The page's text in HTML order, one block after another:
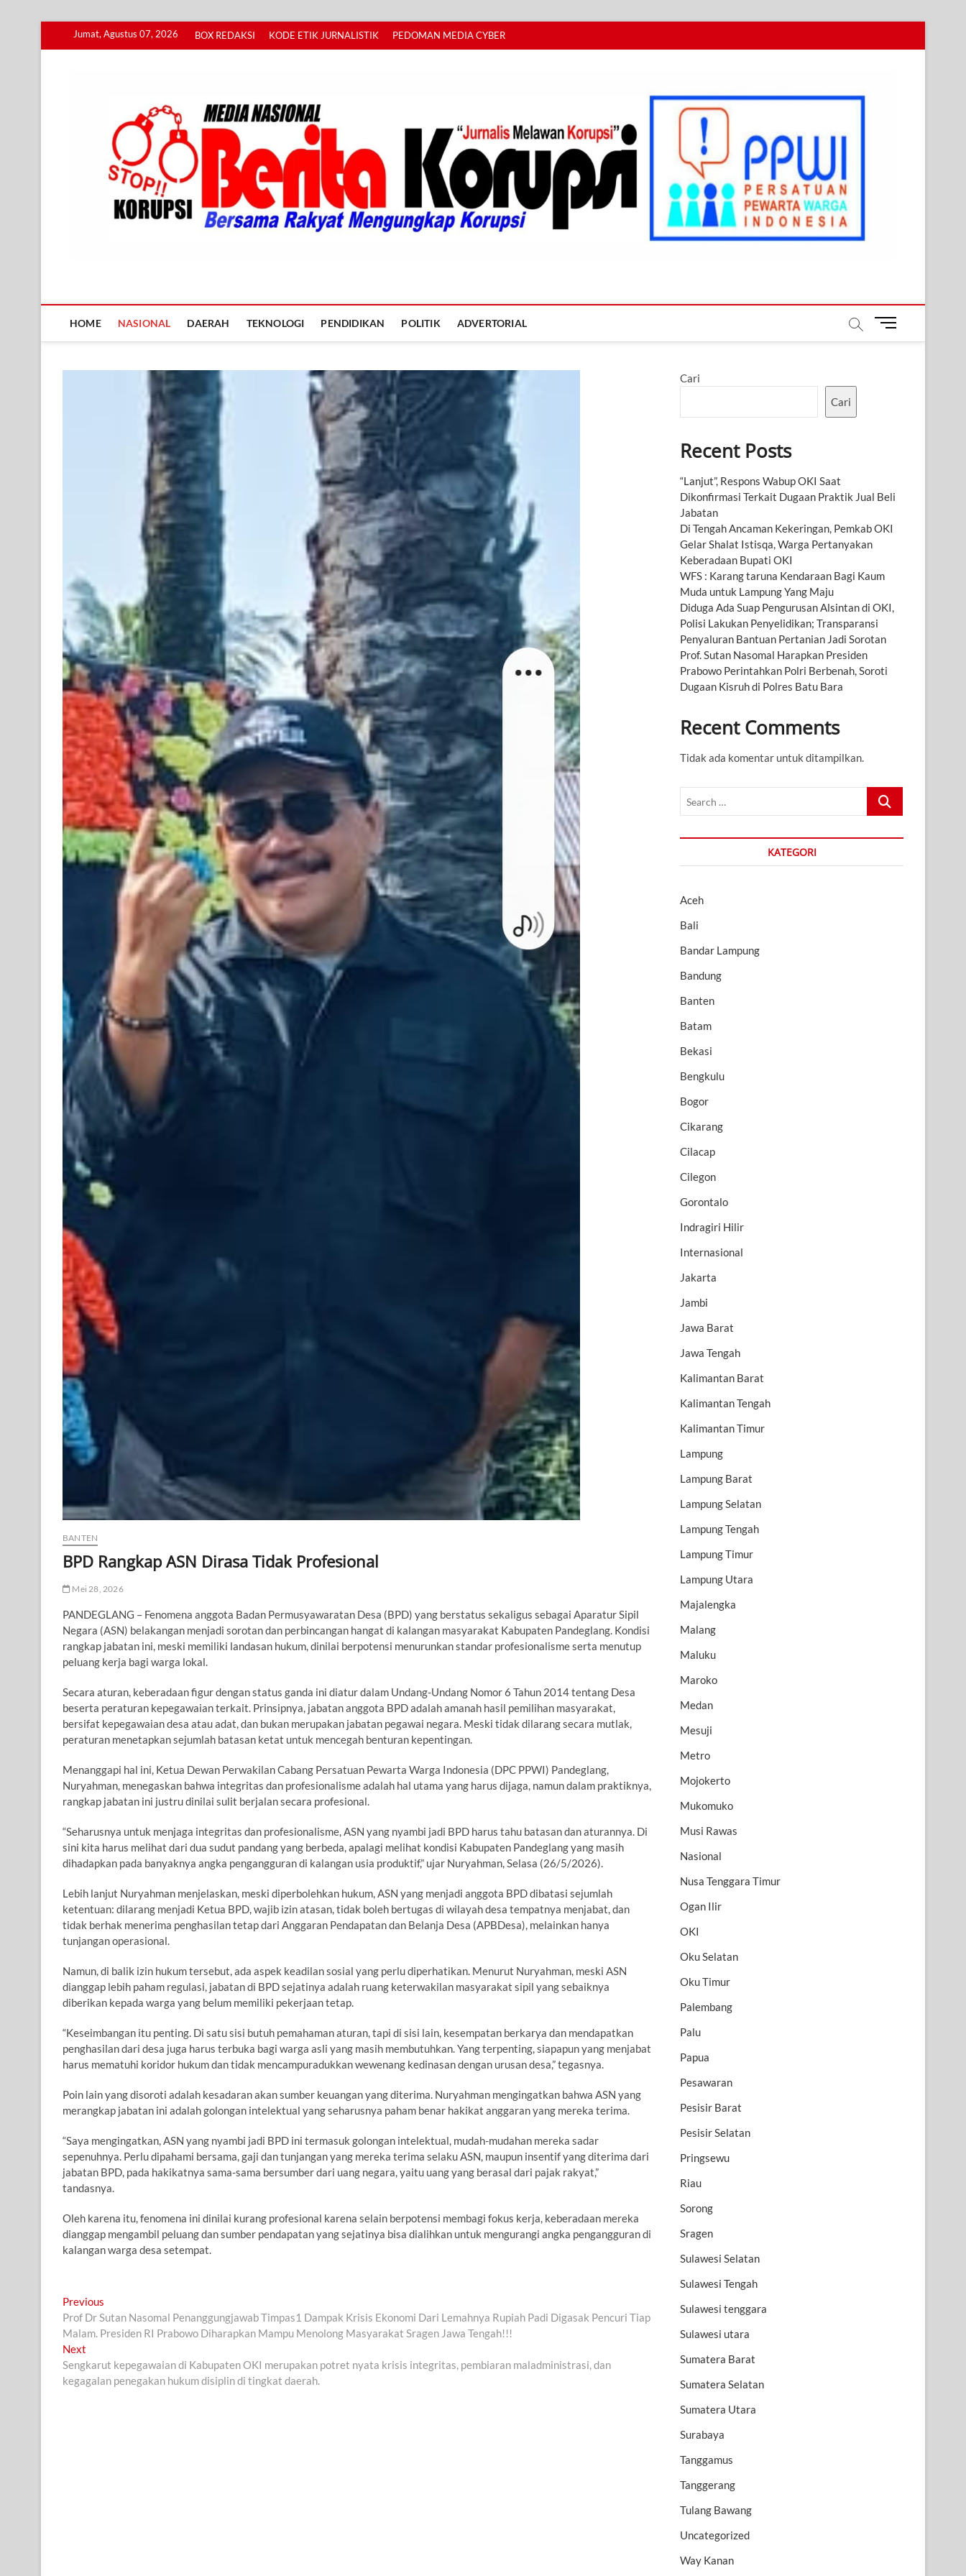
Jumat, Agustus 07, 2026 BOX REDAKSI KODE ETIK JURNALISTIK PEDOMAN MEDIA CYBER
HOME NASIONAL DAERAH TEKNOLOGI PENDIDIKAN POLITIK ADVERTORIAL
M
BANTEN
BPD Rangkap ASN Dirasa Tidak Profesional
Mei 28, 2026
PANDEGLANG – Fenomena anggota Badan Permusyawaratan Desa (BPD) yang berstatus sekaligus sebagai Aparatur Sipil
Negara (ASN) belakangan menjadi sorotan dan perbincangan hangat di kalangan masyarakat Kabupaten Pandeglang. Kondisi
rangkap jabatan ini, meski memiliki landasan hukum, dinilai berpotensi menurunkan standar profesionalisme serta menutup
peluang kerja bagi warga lokal.
Secara aturan, keberadaan figur dengan status ganda ini diatur dalam Undang-Undang Nomor 6 Tahun 2014 tentang Desa
beserta peraturan kepegawaian terkait. Prinsipnya, jabatan anggota BPD adalah amanah hasil pemilihan masyarakat,
bersifat kepegawaian desa atau adat, dan bukan merupakan jabatan pegawai negara. Meski tidak dilarang secara mutlak,
peraturan menetapkan sejumlah batasan ketat untuk mencegah benturan kepentingan.
Menanggapi hal ini, Ketua Dewan Perwakilan Cabang Persatuan Pewarta Warga Indonesia (DPC PPWI) Pandeglang,
Nuryahman, menegaskan bahwa integritas dan profesionalisme adalah hal utama yang harus dijaga, namun dalam praktiknya,
rangkap jabatan ini justru dinilai sulit berjalan secara profesional.
“Seharusnya untuk menjaga integritas dan profesionalisme, ASN yang nyambi jadi BPD harus tahu batasan dan aturannya. Di
sini kita harus melihat dari dua sudut pandang yang berbeda, apalagi melihat kondisi Kabupaten Pandeglang yang masih
dihadapkan pada banyaknya angka pengangguran di kalangan usia produktif,” ujar Nuryahman, Selasa (26/5/2026).
Lebih lanjut Nuryahman menjelaskan, meski diperbolehkan hukum, ASN yang menjadi anggota BPD dibatasi sejumlah
ketentuan: dilarang menjadi Ketua BPD, wajib izin atasan, tidak boleh bertugas di wilayah desa tempatnya menjabat, dan
tidak berhak menerima penghasilan tetap dari Anggaran Pendapatan dan Belanja Desa (APBDesa), melainkan hanya
tunjangan operasional.
Namun, di balik izin hukum tersebut, ada aspek keadilan sosial yang perlu diperhatikan. Menurut Nuryahman, meski ASN
dianggap lebih paham regulasi, jabatan di BPD sejatinya adalah ruang keterwakilan masyarakat sipil yang sebaiknya
diberikan kepada warga yang belum memiliki pekerjaan tetap.
“Keseimbangan itu penting. Di satu sisi butuh pemahaman aturan, tapi di sisi lain, kesempatan berkarya dan mendapatkan
penghasilan dari desa juga harus terbuka bagi warga asli yang masih membutuhkan. Yang terpenting, siapapun yang menjabat
harus mematuhi koridor hukum dan tidak mencampuradukkan wewenang kedinasan dengan urusan desa,” tegasnya.
Poin lain yang disoroti adalah kesadaran akan sumber keuangan yang diterima. Nuryahman mengingatkan bahwa ASN yang
merangkap jabatan ini adalah golongan intelektual yang seharusnya paham benar hakikat anggaran yang mereka terima.
“Saya mengingatkan, ASN yang nyambi jadi BPD ini termasuk golongan intelektual, mudah-mudahan mereka sadar
sepenuhnya. Perlu dipahami bersama, gaji dan tunjangan yang mereka terima selaku ASN, maupun insentif yang diterima dari
jabatan BPD, pada hakikatnya sama-sama bersumber dari uang negara, yaitu uang yang berasal dari pajak rakyat,”
tandasnya.
Oleh karena itu, fenomena ini dinilai kurang profesional karena selain berpotensi membagi fokus kerja, keberadaan mereka
dianggap mengambil peluang dan sumber pendapatan yang sejatinya bisa dialihkan untuk mengurangi angka pengangguran di
kalangan warga desa setempat.
Navigasi
pos
Previous
post:
Prof Dr Sutan Nasomal Penanggungjawab Timpas1 Dampak Krisis Ekonomi Dari Lemahnya Rupiah Padi Digasak Pencuri Tiap
Malam. Presiden RI Prabowo Diharapkan Mampu Menolong Masyarakat Sragen Jawa Tengah!!!
Next
post:
Sengkarut kepegawaian di Kabupaten OKI merupakan potret nyata krisis integritas, pembiaran maladministrasi, dan
kegagalan penegakan hukum disiplin di tingkat daerah.
Cari
Cari
Recent Posts
“Lanjut”, Respons Wabup OKI Saat
Dikonfirmasi Terkait Dugaan Praktik Jual Beli
Jabatan
Di Tengah Ancaman Kekeringan, Pemkab OKI
Gelar Shalat Istisqa, Warga Pertanyakan
Keberadaan Bupati OKI
WFS : Karang taruna Kendaraan Bagi Kaum
Muda untuk Lampung Yang Maju
Diduga Ada Suap Pengurusan Alsintan di OKI,
Polisi Lakukan Penyelidikan; Transparansi
Penyaluran Bantuan Pertanian Jadi Sorotan
Prof. Sutan Nasomal Harapkan Presiden
Prabowo Perintahkan Polri Berbenah, Soroti
Dugaan Kisruh di Polres Batu Bara
Recent Comments
Tidak ada komentar untuk ditampilkan.
Search
KATEGORI
Aceh
Bali
Bandar Lampung
Bandung
Banten
Batam
Bekasi
Bengkulu
Bogor
Cikarang
Cilacap
Cilegon
Gorontalo
Indragiri Hilir
Internasional
Jakarta
Jambi
Jawa Barat
Jawa Tengah
Kalimantan Barat
Kalimantan Tengah
Kalimantan Timur
Lampung
Lampung Barat
Lampung Selatan
Lampung Tengah
Lampung Timur
Lampung Utara
Majalengka
Malang
Maluku
Maroko
Medan
Mesuji
Metro
Mojokerto
Mukomuko
Musi Rawas
Nasional
Nusa Tenggara Timur
Ogan Ilir
OKI
Oku Selatan
Oku Timur
Palembang
Palu
Papua
Pesawaran
Pesisir Barat
Pesisir Selatan
Pringsewu
Riau
Sorong
Sragen
Sulawesi Selatan
Sulawesi Tengah
Sulawesi tenggara
Sulawesi utara
Sumatera Barat
Sumatera Selatan
Sumatera Utara
Surabaya
Tanggamus
Tanggerang
Tulang Bawang
Uncategorized
Way Kanan